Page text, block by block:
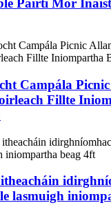
Páirtí Mór
Campála
Fillte
lasmuigh